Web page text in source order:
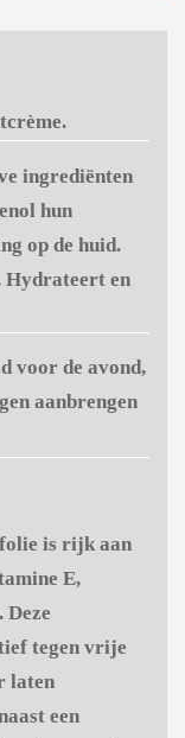
ingrediënten
hun
op de huid.
Hydrateert en
voor de avond,
aanbrengen
is rijk aan
E,
tegen vrije
laten
een